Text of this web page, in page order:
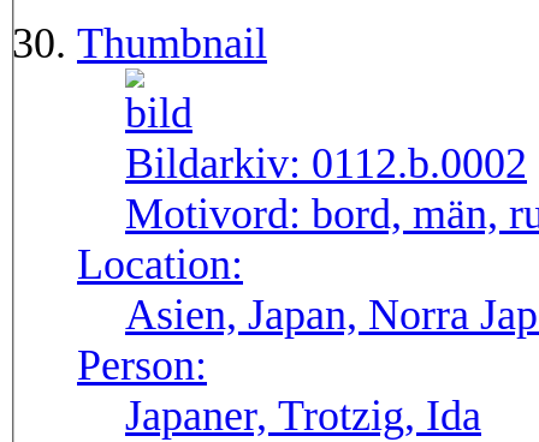
Thumbnail
Bildarkiv: 0112.b.0002
Motivord: bord, män,
Location:
Asien, Japan, Norra
Person:
Japaner, Trotzig, Ida